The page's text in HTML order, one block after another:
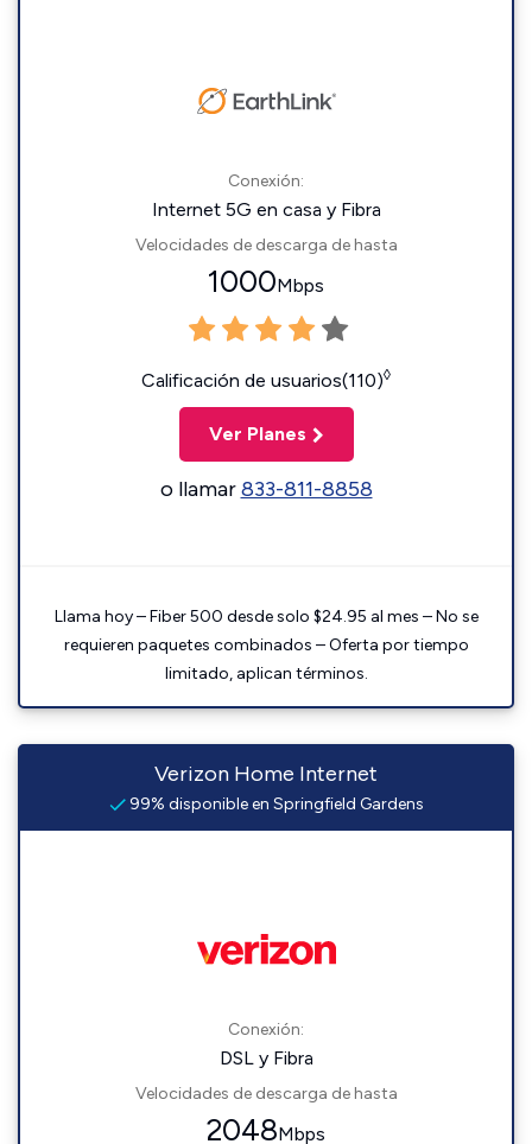
Conexión:
Internet 5G en casa y Fibra
Velocidades de descarga de hasta
1000Mbps
Calificación de usuarios(110)◊
Ver Planes
o llamar833-811-8858
Llama hoy – Fiber 500 desde solo $24.95 al mes – No se
requieren paquetes combinados – Oferta por tiempo
limitado, aplican términos.
Verizon Home Internet
99% disponible en Springfield Gardens
Conexión:
DSL y Fibra
Velocidades de descarga de hasta
2048Mbps